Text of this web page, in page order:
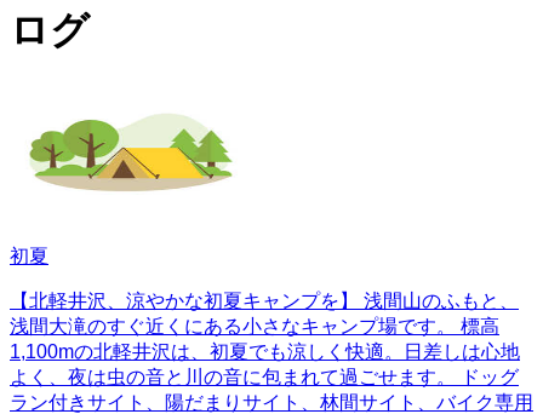
ログ
初夏
【北軽井沢、涼やかな初夏キャンプを】 浅間山のふもと、
浅間大滝のすぐ近くにある小さなキャンプ場です。 標高
1,100mの北軽井沢は、初夏でも涼しく快適。日差しは心地
よく、夜は虫の音と川の音に包まれて過ごせます。 ドッグ
ラン付きサイト、陽だまりサイト、林間サイト、バイク専用